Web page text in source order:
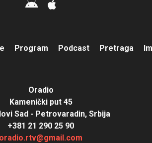
Program Podcast Pretraga
Oradio
Kamenički put 45
Sad - Petrovaradin, Srbija
+381 21 290 25 90
oradio.rtv@gmail.com